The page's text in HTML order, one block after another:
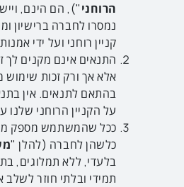
הרוחני"), הם הינם,
נמסרו לחברה ברישיון
קניין רוחני ועל ידי
התנאים אינם מקנים לך
אלא אך ורק זכות שימוש
בהתאם לתנאים. אין
על הקניין הרוחני שלנו
ככל שהמשתמש מספק
כלשהן לחברה (להלן "
בלעדי, ללא תמלוגים,
תמידי ובלתי חוזר